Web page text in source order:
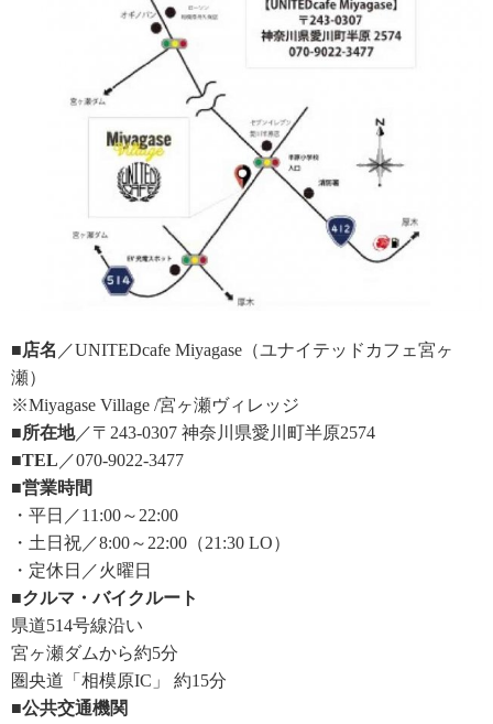
■店名 ／UNITEDcafe Miyagase（ユナイテッドカフェ宮ヶ
瀬）
※Miyagase Village /宮ヶ瀬ヴィレッジ
■所在地／〒243-0307 神奈川県愛川町半原2574
■TEL ／070-9022-3477
■営業時間
・平日／11:00～22:00
・土日祝／8:00～22:00（21:30 LO）
・定休日／火曜日
■クルマ・バイクルート
県道514号線沿い
宮ヶ瀬ダムから約5分
圏央道「相模原IC」 約15分
■公共交通機関